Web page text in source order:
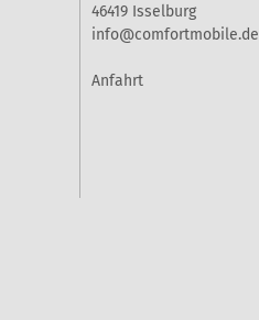
46419 Isselburg
info@comfortmobile.de
Anfahrt